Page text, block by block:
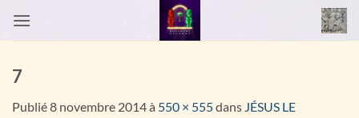
7
Publié8 novembre 2014à 550 × 555dans JÉSUS LE